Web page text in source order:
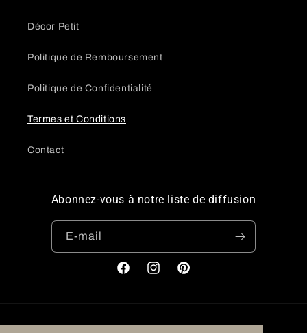
Décor Petit
Politique de Remboursement
Politique de Confidentialité
Termes et Conditions
Contact
Abonnez-vous à notre liste de diffusion
E-mail
FacebookInstagramPinterest